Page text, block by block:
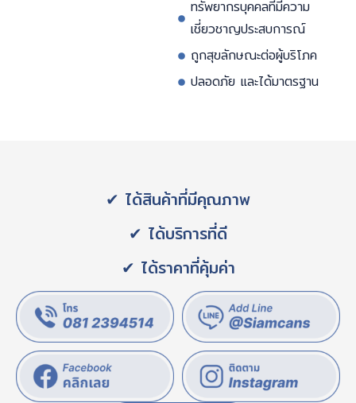
ทรัพยากรบุคคลที่มีความ
เชี่ยวชาญประสบการณ์
ถูกสุขลักษณะต่อผู้บริโภค
ปลอดภัย และได้มาตรฐาน
✔ ได้สินค้าที่มีคุณภาพ
✔ ได้บริการที่ดี
✔ ได้ราคาที่คุ้มค่า